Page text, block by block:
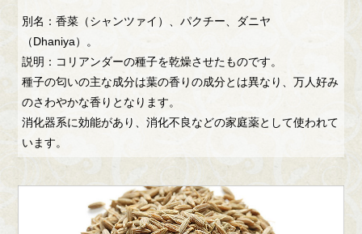
別名：香菜（シャンツァイ）、パクチー、ダニヤ
（Dhaniya）。
説明：コリアンダーの種子を乾燥させたものです。
種子の匂いの主な成分は葉の香りの成分とは異なり、万人好み
のさわやかな香りとなります。
消化器系に効能があり、消化不良などの家庭薬として使われて
います。